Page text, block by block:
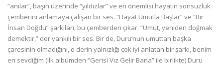
“anılar”, başın üzerinde “yıldızlar” ve en önemlisi hayatın sonsuzluk
çemberini anlamaya çalışan bir ses. “Hayat Umutla Başlar” ve “Bir
İnsan Doğdu” şarkıları, bu çemberden çıkar. “Umut, yeniden doğmak
demektir,” der yankılı bir ses. Bir de, Duru’nun umuttan başka
çaresinin olmadığını, o derin yalnızlığı çok iyi anlatan bir şarkı, benim
en sevdiğim (ilk albümden “Gerisi Vız Gelir Bana” ile birlikte) Duru